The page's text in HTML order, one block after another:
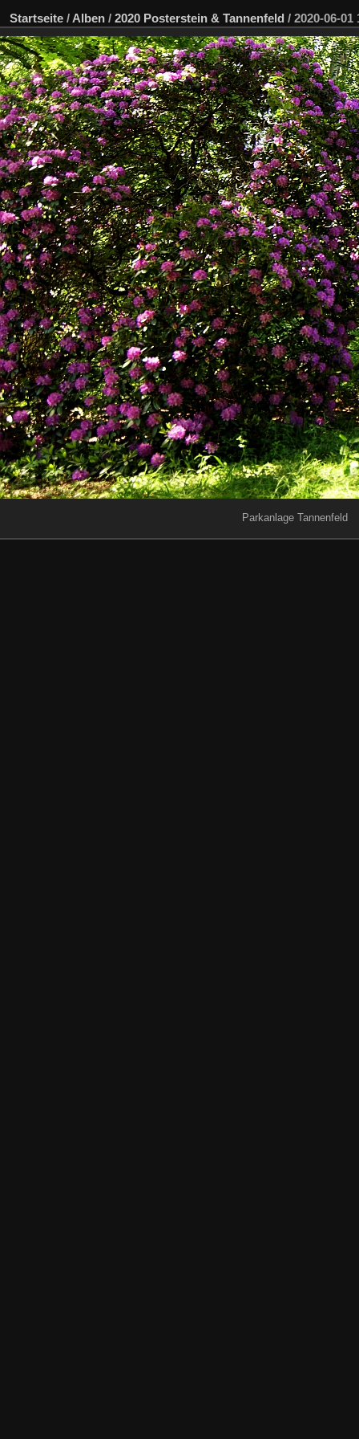
Startseite / Alben / 2020 Posterstein & Tannenfeld / 2020-06-01
Parkanlage Tannenfeld